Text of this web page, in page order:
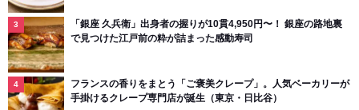
「銀座 久兵衛」出身者の握りが10貫4,950円〜！ 銀座の路地裏
で見つけた江戸前の粋が詰まった感動寿司
フランスの香りをまとう「ご褒美クレープ」。人気ベーカリーが
手掛けるクレープ専門店が誕生（東京・日比谷）